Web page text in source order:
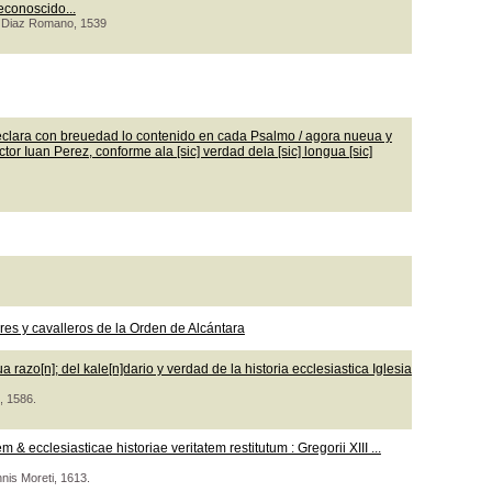
Romano, 1539
con breuedad lo contenido en cada Psalmo / agora nueua y
Iuan Perez, conforme ala [sic] verdad dela [sic] longua [sic]
y cavalleros de la Orden de Alcántara
razo[n]; del kale[n]dario y verdad de la historia ecclesiastica Iglesia
1586.
& ecclesiasticae historiae veritatem restitutum : Gregorii XIII ...
Moreti, 1613.